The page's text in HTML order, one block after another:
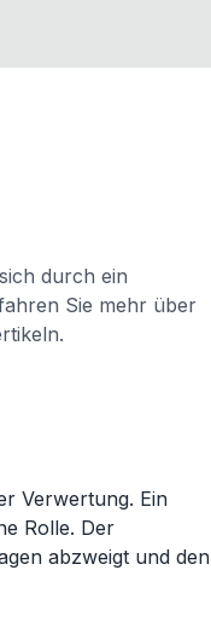
durch ein
Sie mehr über
Verwertung. Ein
Rolle. Der
abzweigt und den